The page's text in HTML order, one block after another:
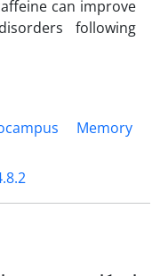
can improve
following
Memory